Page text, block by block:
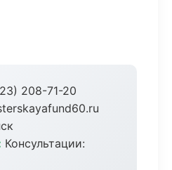
208-71-20
Консультации: